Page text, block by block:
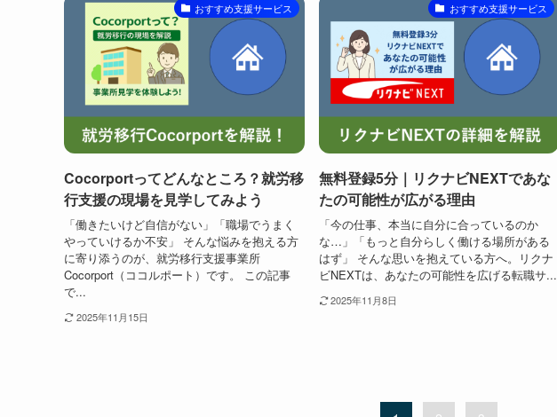
おすすめ支援サービス
Cocorportってどんなところ？就労移
行支援の現場を見学してみよう
「働きたいけど自信がない」「職場でうまく
やっていけるか不安」 そんな悩みを抱える方
に寄り添うのが、就労移行支援事業所
Cocorport（ココルポート）です。 この記事
で...
2025年11月15日
おすすめ支援サービス
無料登録5分｜リクナビNEXTであな
たの可能性が広がる理由
「今の仕事、本当に自分に合っているのか
な…」「もっと自分らしく働ける場所がある
はず」 そんな思いを抱えている方へ。リクナ
ビNEXTは、あなたの可能性を広げる転職サ...
2025年11月8日